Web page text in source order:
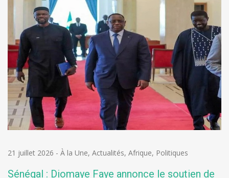
21 juillet 2026 - À la Une, Actualités, Afrique, Politiques
Sénégal : Diomaye Faye annonce le soutien de